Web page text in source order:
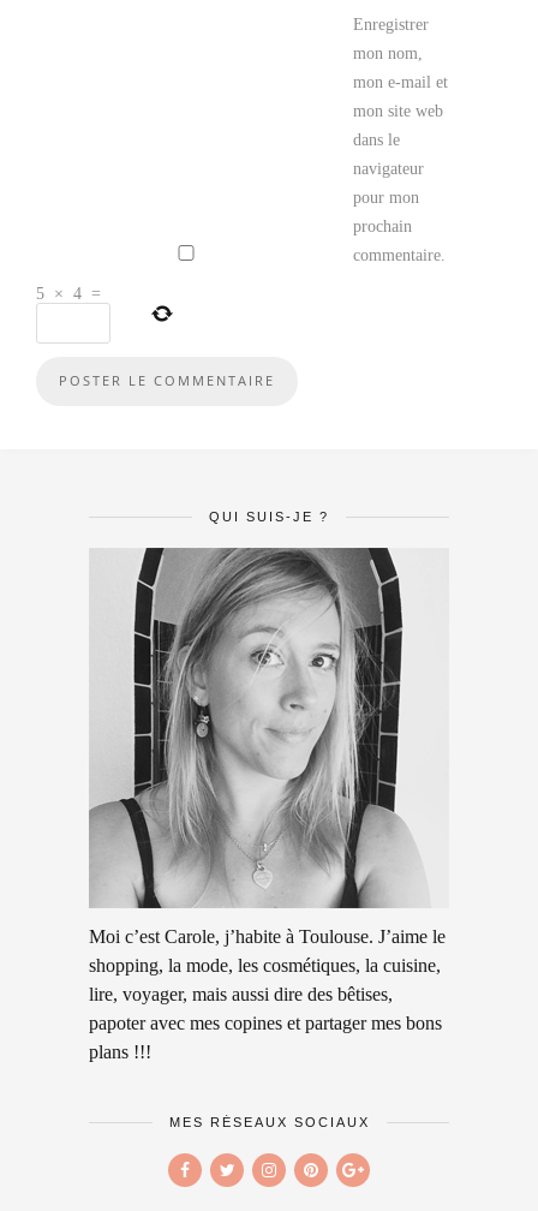
Enregistrer
mon nom,
mon e-mail et
mon site web
dans le
navigateur
pour mon
prochain
commentaire.
5 × 4 =
QUI SUIS-JE ?
Moi c’est Carole, j’habite à Toulouse. J’aime le
shopping, la mode, les cosmétiques, la cuisine,
lire, voyager, mais aussi dire des bêtises,
papoter avec mes copines et partager mes bons
plans !!!
MES RÉSEAUX SOCIAUX